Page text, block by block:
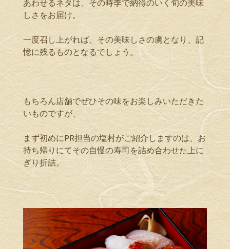
あわせるネタは、その時季で納得のいく旬の美味
しさをお届け。
一度召し上がれば、その美味しさの虜となり、記
憶に残るものとなるでしょう。
もちろん店舗でぜひその味をお楽しみいただきた
いものですが、
まず初めにPR担当の塩村がご紹介しますのは、お
持ち帰りにてその自慢の寿司を詰め合わせた上に
ぎり折詰。